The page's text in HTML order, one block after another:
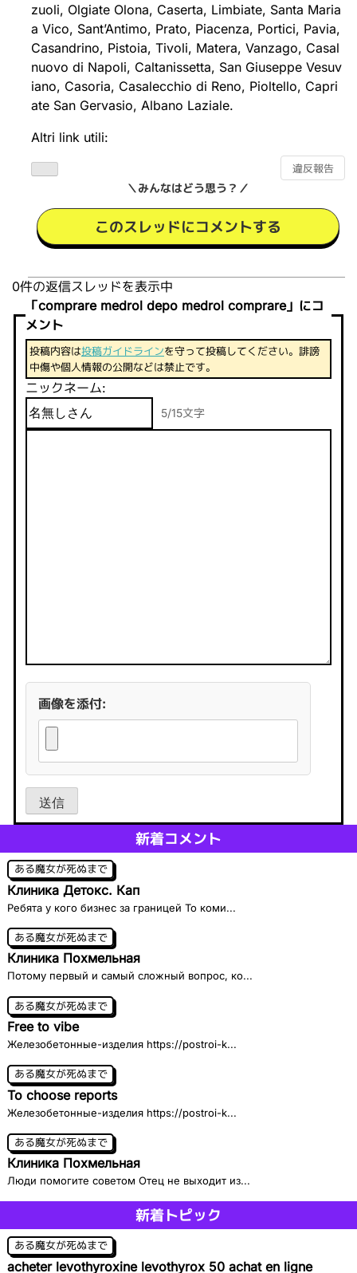
zuoli, Olgiate Olona, Caserta, Limbiate, Santa Maria
a Vico, Sant’Antimo, Prato, Piacenza, Portici, Pavia,
Casandrino, Pistoia, Tivoli, Matera, Vanzago, Casal
nuovo di Napoli, Caltanissetta, San Giuseppe Vesuv
iano, Casoria, Casalecchio di Reno, Pioltello, Capri
ate San Gervasio, Albano Laziale.
Altri link utili:
違反報告
＼みんなはどう思う？／
このスレッドにコメントする
0件の返信スレッドを表示中
「comprare medrol depo medrol comprare」にコ
メント
投稿内容は投稿ガイドラインを守って投稿してください。誹謗
中傷や個人情報の公開などは禁止です。
ニックネーム:
5/15文字
画像を添付:
送信
新着コメント
ある魔女が死ぬまで
Клиника Детокс. Кап
Ребята у кого бизнес за границей То коми...
ある魔女が死ぬまで
Клиника Похмельная
Потому первый и самый сложный вопрос, ко...
ある魔女が死ぬまで
Free to vibe
Железобетонные-изделия https://postroi-k...
ある魔女が死ぬまで
To choose reports
Железобетонные-изделия https://postroi-k...
ある魔女が死ぬまで
Клиника Похмельная
Люди помогите советом Отец не выходит из...
新着トピック
ある魔女が死ぬまで
acheter levothyroxine levothyrox 50 achat en ligne